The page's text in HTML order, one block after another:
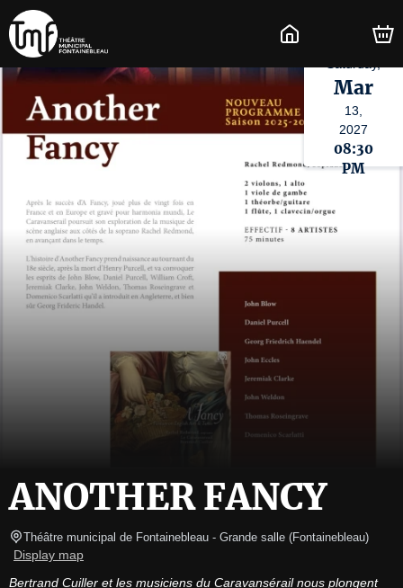
Mar
13,
2027
08:30
PM
ANOTHER FANCY
Théâtre municipal de Fontainebleau - Grande salle (Fontainebleau)
Display map
Bertrand Cuiller et les musiciens du Caravansérail nous plongent